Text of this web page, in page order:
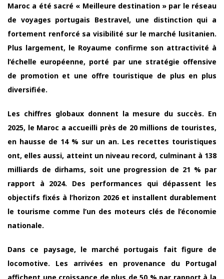
Maroc a été sacré « Meilleure destination » par le réseau
de voyages portugais Bestravel, une distinction qui a
fortement renforcé sa visibilité sur le marché lusitanien.
Plus largement, le Royaume confirme son attractivité à
l’échelle européenne, porté par une stratégie offensive
de promotion et une offre touristique de plus en plus
diversifiée.
Les chiffres globaux donnent la mesure du succès. En
2025, le Maroc a accueilli près de 20 millions de touristes,
en hausse de 14 % sur un an. Les recettes touristiques
ont, elles aussi, atteint un niveau record, culminant à 138
milliards de dirhams, soit une progression de 21 % par
rapport à 2024. Des performances qui dépassent les
objectifs fixés à l’horizon 2026 et installent durablement
le tourisme comme l’un des moteurs clés de l’économie
nationale.
Dans ce paysage, le marché portugais fait figure de
locomotive. Les arrivées en provenance du Portugal
affichent une croissance de plus de 50 % par rapport à la